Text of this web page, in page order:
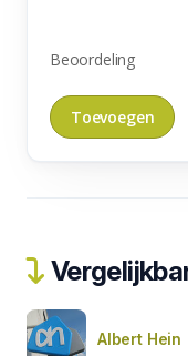
Beoordeling
Albert Hein